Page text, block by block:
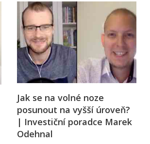
Jak se na volné noze
posunout na vyšší úroveň?
| Investiční poradce Marek
Odehnal